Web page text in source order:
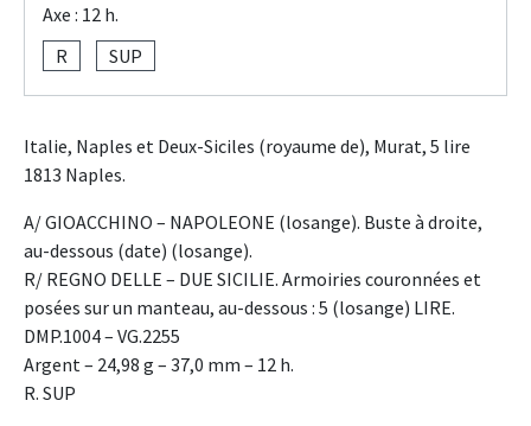
Axe : 12 h.
R
SUP
Italie, Naples et Deux-Siciles (royaume de), Murat, 5 lire
1813 Naples.
A/ GIOACCHINO – NAPOLEONE (losange). Buste à droite,
au-dessous (date) (losange).
R/ REGNO DELLE – DUE SICILIE. Armoiries couronnées et
posées sur un manteau, au-dessous : 5 (losange) LIRE.
DMP.1004 – VG.2255
Argent – 24,98 g – 37,0 mm – 12 h.
R. SUP